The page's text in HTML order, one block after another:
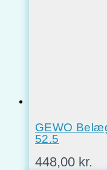
GEWO
52.5
448,00 kr.